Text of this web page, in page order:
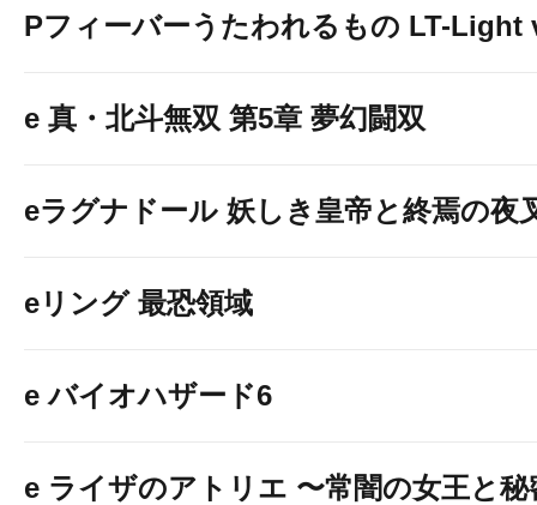
Pフィーバーうたわれるもの LT-Light
e 真・北斗無双 第5章 夢幻闘双
eラグナドール 妖しき皇帝と終焉の夜
eリング 最恐領域
e バイオハザード6
e ライザのアトリエ 〜常闇の女王と秘